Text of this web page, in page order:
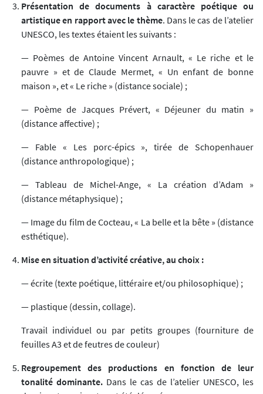
Présentation de documents à caractère poétique ou
artistique en rapport avec le thème. Dans le cas de l’atelier
UNESCO, les textes étaient les suivants :
— Poèmes de Antoine Vincent Arnault, « Le riche et le
pauvre » et de Claude Mermet, « Un enfant de bonne
maison », et « Le riche » (distance sociale) ;
— Poème de Jacques Prévert, « Déjeuner du matin »
(distance affective) ;
— Fable « Les porc-épics », tirée de Schopenhauer
(distance anthropologique) ;
— Tableau de Michel-Ange, « La création d’Adam »
(distance métaphysique) ;
— Image du film de Cocteau, « La belle et la bête » (distance
esthétique).
Mise en situation d’activité créative, au choix :
— écrite (texte poétique, littéraire et/ou philosophique) ;
— plastique (dessin, collage).
Travail individuel ou par petits groupes (fourniture de
feuilles A3 et de feutres de couleur)
Regroupement des productions en fonction de leur
tonalité dominante. Dans le cas de l’atelier UNESCO, les